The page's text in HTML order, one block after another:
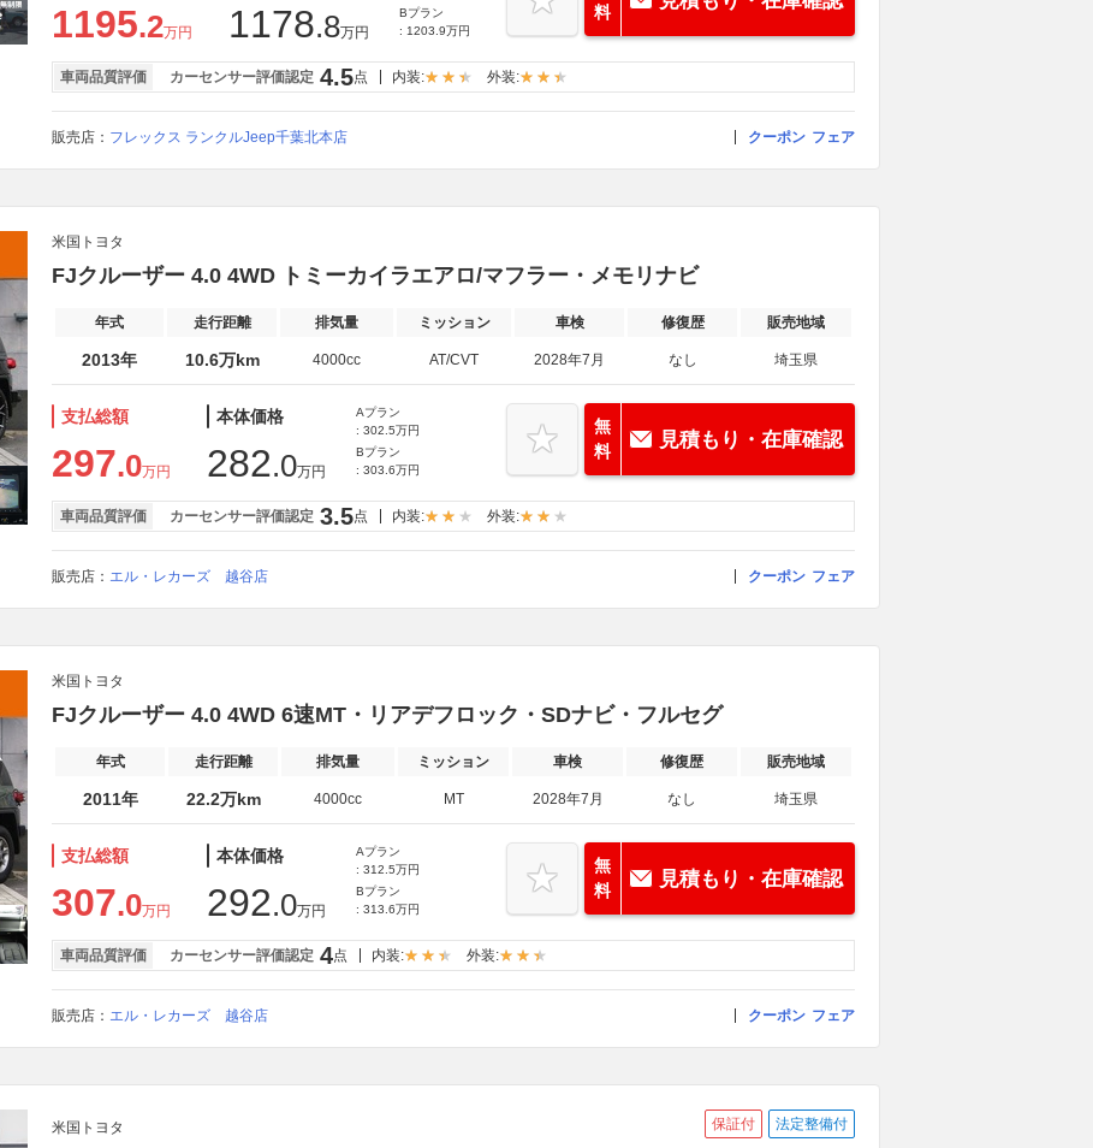
1195.2万円 1178.8万円
Bプラン
: 1203.9万円
料
車両品質評価 カーセンサー評価認定 4.5点 内装: 外装:
販売店： フレックス ランクルJeep千葉北本店 クーポン フェア
米国トヨタ
FJクルーザー 4.0 4WD トミーカイラエアロ/マフラー・メモリナビ
年式 走行距離 排気量 ミッション 車検 修復歴 販売地域
2013年 10.6万km 4000cc AT/CVT 2028年7月 なし 埼玉県
支払総額
297.0万円
本体価格
282.0万円
Aプラン
: 302.5万円
Bプラン
: 303.6万円
無
料
見積もり・在庫確認
車両品質評価 カーセンサー評価認定 3.5点 内装: 外装:
販売店： エル・レカーズ 越谷店 クーポン フェア
米国トヨタ
FJクルーザー 4.0 4WD 6速MT・リアデフロック・SDナビ・フルセグ
年式 走行距離 排気量 ミッション 車検 修復歴 販売地域
2011年 22.2万km 4000cc MT 2028年7月 なし 埼玉県
支払総額
307.0万円
本体価格
292.0万円
Aプラン
: 312.5万円
Bプラン
: 313.6万円
無
料
見積もり・在庫確認
車両品質評価 カーセンサー評価認定 4点 内装: 外装:
販売店： エル・レカーズ 越谷店 クーポン フェア
米国トヨタ 保証付 法定整備付